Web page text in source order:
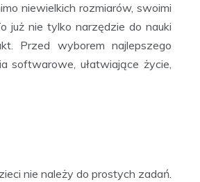
niewielkich rozmiarów, swoimi
już nie tylko narzędzie do nauki
Przed wyborem najlepszego
softwarowe, ułatwiające życie,
nie należy do prostych zadań.